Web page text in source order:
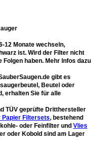
12 Monate wechseln,
ist. Wird der Filter nicht
haben. Mehr Infos dazu
gibt es
Beutel oder
erhalten Sie für alle
TÜV geprüfte Dritthersteller
Papier Filtersets, bestehend
oder Feinfilter und Vlies
oder Kobold sind am Lager